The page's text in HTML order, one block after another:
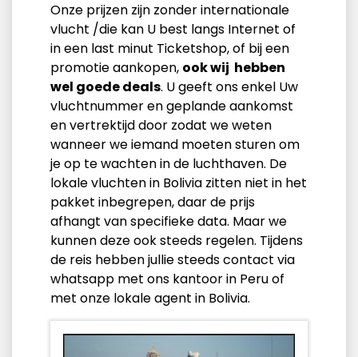
Onze prijzen zijn zonder internationale
vlucht /die kan U best langs Internet of
in een last minut Ticketshop, of bij een
promotie aankopen, ook wij hebben
wel goede deals. U geeft ons enkel Uw
vluchtnummer en geplande aankomst
en vertrektijd door zodat we weten
wanneer we iemand moeten sturen om
je op te wachten in de luchthaven. De
lokale vluchten in Bolivia zitten niet in het
pakket inbegrepen, daar de prijs
afhangt van specifieke data. Maar we
kunnen deze ook steeds regelen. Tijdens
de reis hebben jullie steeds contact via
whatsapp met ons kantoor in Peru of
met onze lokale agent in Bolivia.